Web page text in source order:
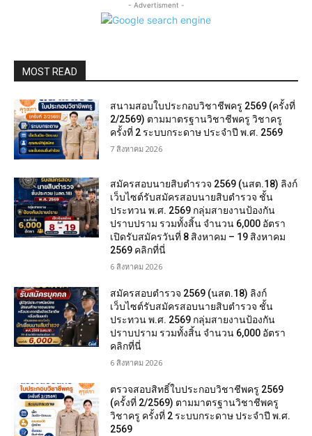
- Advertisment -
MOST READ
สนามสอบใบประกอบวิชาชีพครู 2569 (ครั้งที่
2/2569) ตามมาตรฐานวิชาชีพครู วิชาครู
ครั้งที่ 2 ระบบกระดาษ ประจำปี พ.ศ. 2569
7 สิงหาคม 2026
สมัครสอบนายสิบตำรวจ 2569 (นสต.18) ลิงก์
เว็บไซต์รับสมัครสอบนายสิบตำรวจ ชั้น
ประทวน พ.ศ. 2569 กลุ่มสายงานป้องกัน
ปราบปราม รวมทั้งสิ้น จำนวน 6,000 อัตรา
เปิดรับสมัครวันที่ 8 สิงหาคม – 19 สิงหาคม
2569 คลิกที่นี่
6 สิงหาคม 2026
สมัครสอบตํารวจ 2569 (นสต.18) ลิงก์
เว็บไซต์รับสมัครสอบนายสิบตำรวจ ชั้น
ประทวน พ.ศ. 2569 กลุ่มสายงานป้องกัน
ปราบปราม รวมทั้งสิ้น จำนวน 6,000 อัตรา
คลิกที่นี่
6 สิงหาคม 2026
ตรวจสอบสิทธิ์ใบประกอบวิชาชีพครู 2569
(ครั้งที่ 2/2569) ตามมาตรฐานวิชาชีพครู
วิชาครู ครั้งที่ 2 ระบบกระดาษ ประจำปี พ.ศ.
2569